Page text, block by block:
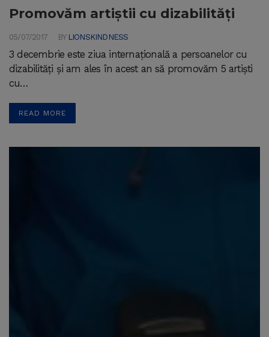
Promovăm artiștii cu dizabilități
05/07/2017 BY LIONSKINDNESS
3 decembrie este ziua internațională a persoanelor cu
dizabilități și am ales în acest an să promovăm 5 artiști
cu…
READ MORE